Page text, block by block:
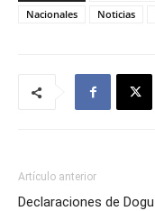
Nacionales
Noticias
Artículo anterior
Declaraciones de Dogu